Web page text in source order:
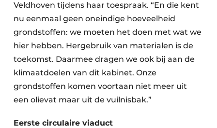
Veldhoven tijdens haar toespraak. “En die kent
nu eenmaal geen oneindige hoeveelheid
grondstoffen: we moeten het doen met wat we
hier hebben. Hergebruik van materialen is de
toekomst. Daarmee dragen we ook bij aan de
klimaatdoelen van dit kabinet. Onze
grondstoffen komen voortaan niet meer uit
een olievat maar uit de vuilnisbak.”
Eerste circulaire viaduct